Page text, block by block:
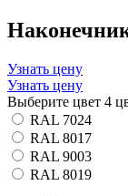
Узнать цену
Узнать цену
Выберите цвет 4
RAL 7024
RAL 8017
RAL 9003
RAL 8019